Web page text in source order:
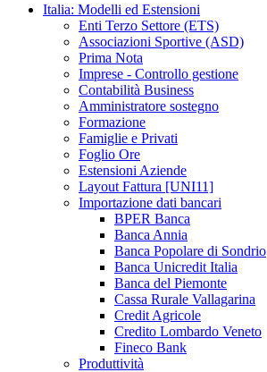
Italia: Modelli ed Estensioni
Enti Terzo Settore (ETS)
Associazioni Sportive (ASD)
Prima Nota
Imprese - Controllo gestione
Contabilità Business
Amministratore sostegno
Formazione
Famiglie e Privati
Foglio Ore
Estensioni Aziende
Layout Fattura [UNI11]
Importazione dati bancari
BPER Banca
Banca Annia
Banca Popolare di Sondrio
Banca Unicredit Italia
Banca del Piemonte
Cassa Rurale Vallagarina
Credit Agricole
Credito Lombardo Veneto
Fineco Bank
Produttività